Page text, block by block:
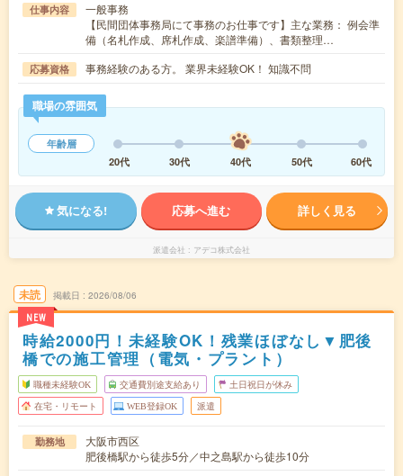
仕事内容
一般事務
【民間団体事務局にて事務のお仕事です】主な業務： 例会準
備（名札作成、席札作成、楽譜準備）、書類整理…
応募資格 事務経験のある方。 業界未経験OK！ 知識不問
職場の雰囲気
年齢層
20代
30代 40代 50代 60代
気になる! 応募へ進む 詳しく見る
派遣会社 アデコ株式会社
未読
NEW
掲載日 2026/08/06
時給2000円！未経験OK！残業ほぼなし▼肥後
橋での施工管理（電気・プラント）
職種未経験OK 交通費別途支給あり 土日祝日が休み
在宅・リモート WEB登録OK 派遣
勤務地
大阪市西区
肥後橋駅から徒歩5分／中之島駅から徒歩10分